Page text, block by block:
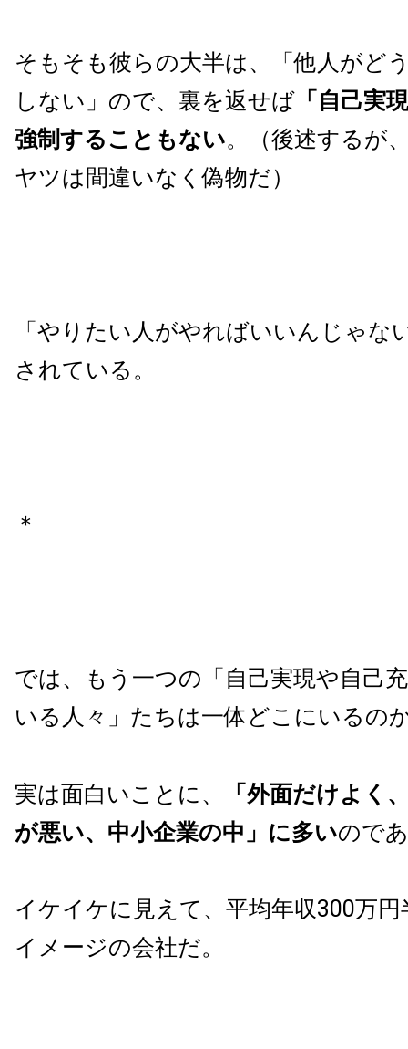
そもそも彼らの大半は、「他人がど
しない」ので、裏を返せば 「自己実
強制することもない。（後述するが
ヤツは間違いなく偽物だ）
「やりたい人がやればいいんじゃな
されている。
＊
では、もう一つの 「自己実現や自己
いる人々」たちは一体どこにいるの
実は面白いことに、
「外面だけよく
が悪い、中小企業の中」に多いので
イケイケに見えて、平均年収300万
イメージの会社だ。